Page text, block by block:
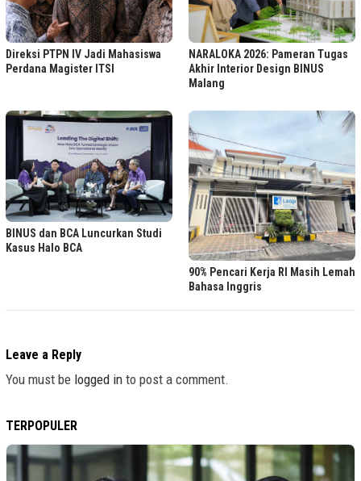
Direksi PTPN IV Jadi Mahasiswa
Perdana Magister ITSI
NARALOKA 2026: Pameran Tugas
Akhir Interior Design BINUS
Malang
BINUS dan BCA Luncurkan Studi
Kasus Halo BCA
90% Pencari Kerja RI Masih Lemah
Bahasa Inggris
Leave a Reply
You must be logged in to post a comment.
TERPOPULER